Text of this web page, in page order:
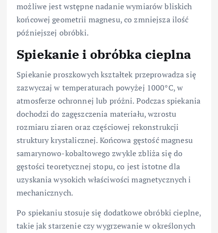
możliwe jest wstępne nadanie wymiarów bliskich
końcowej geometrii magnesu, co zmniejsza ilość
późniejszej obróbki.
Spiekanie i obróbka cieplna
Spiekanie proszkowych kształtek przeprowadza się
zazwyczaj w temperaturach powyżej 1000°C, w
atmosferze ochronnej lub próżni. Podczas spiekania
dochodzi do zagęszczenia materiału, wzrostu
rozmiaru ziaren oraz częściowej rekonstrukcji
struktury krystalicznej. Końcowa gęstość magnesu
samarynowo-kobaltowego zwykle zbliża się do
gęstości teoretycznej stopu, co jest istotne dla
uzyskania wysokich właściwości magnetycznych i
mechanicznych.
Po spiekaniu stosuje się dodatkowe obróbki cieplne,
takie jak starzenie czy wygrzewanie w określonych